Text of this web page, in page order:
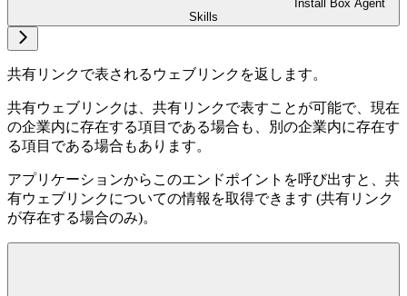
Install Box Agent
Skills
共有リンクで表されるウェブリンクを返します。
共有ウェブリンクは、共有リンクで表すことが可能で、現在
の企業内に存在する項目である場合も、別の企業内に存在す
る項目である場合もあります。
アプリケーションからこのエンドポイントを呼び出すと、共
有ウェブリンクについての情報を取得できます (共有リンク
が存在する場合のみ)。